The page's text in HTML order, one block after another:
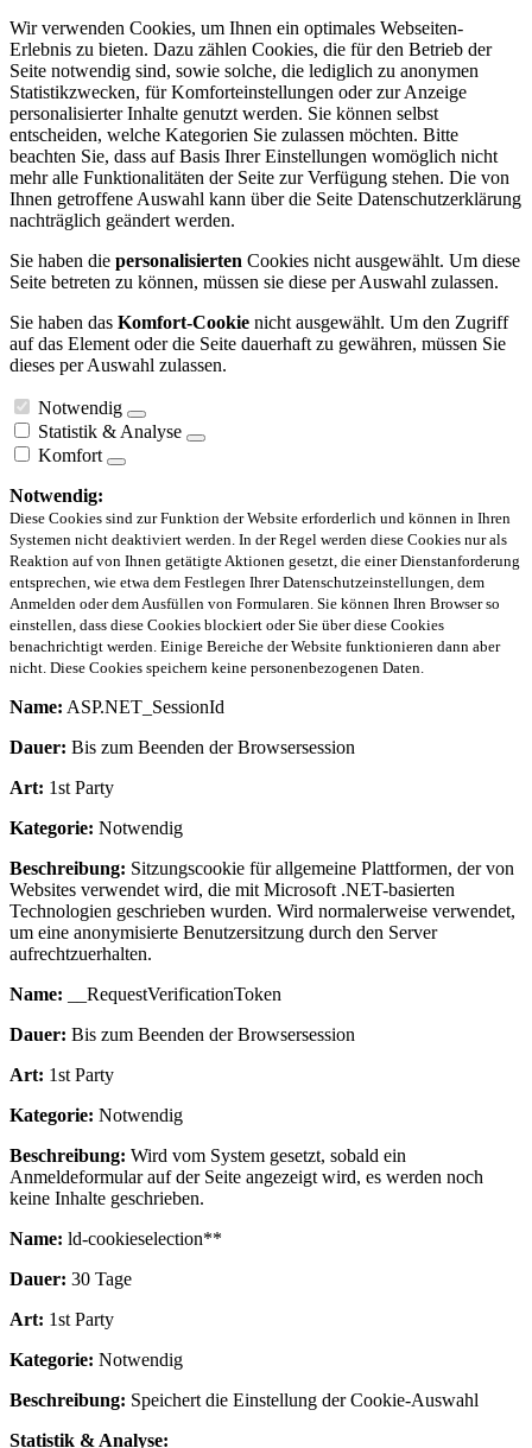
Wir verwenden Cookies, um Ihnen ein optimales Webseiten-
Erlebnis zu bieten. Dazu zählen Cookies, die für den Betrieb der
Seite notwendig sind, sowie solche, die lediglich zu anonymen
Statistikzwecken, für Komforteinstellungen oder zur Anzeige
personalisierter Inhalte genutzt werden. Sie können selbst
entscheiden, welche Kategorien Sie zulassen möchten. Bitte
beachten Sie, dass auf Basis Ihrer Einstellungen womöglich nicht
mehr alle Funktionalitäten der Seite zur Verfügung stehen. Die von
Ihnen getroffene Auswahl kann über die Seite Datenschutzerklärung
nachträglich geändert werden.
Sie haben die personalisierten Cookies nicht ausgewählt. Um diese
Seite betreten zu können, müssen sie diese per Auswahl zulassen.
Sie haben das Komfort-Cookie nicht ausgewählt. Um den Zugriff
auf das Element oder die Seite dauerhaft zu gewähren, müssen Sie
dieses per Auswahl zulassen.
Notwendig
Statistik & Analyse
Komfort
Notwendig:
Diese Cookies sind zur Funktion der Website erforderlich und können in Ihren
Systemen nicht deaktiviert werden. In der Regel werden diese Cookies nur als
Reaktion auf von Ihnen getätigte Aktionen gesetzt, die einer Dienstanforderung
entsprechen, wie etwa dem Festlegen Ihrer Datenschutzeinstellungen, dem
Anmelden oder dem Ausfüllen von Formularen. Sie können Ihren Browser so
einstellen, dass diese Cookies blockiert oder Sie über diese Cookies
benachrichtigt werden. Einige Bereiche der Website funktionieren dann aber
nicht. Diese Cookies speichern keine personenbezogenen Daten.
Name: ASP.NET_SessionId
Dauer: Bis zum Beenden der Browsersession
Art: 1st Party
Kategorie: Notwendig
Beschreibung: Sitzungscookie für allgemeine Plattformen, der von
Websites verwendet wird, die mit Microsoft .NET-basierten
Technologien geschrieben wurden. Wird normalerweise verwendet,
um eine anonymisierte Benutzersitzung durch den Server
aufrechtzuerhalten.
Name: __RequestVerificationToken
Dauer: Bis zum Beenden der Browsersession
Art: 1st Party
Kategorie: Notwendig
Beschreibung: Wird vom System gesetzt, sobald ein
Anmeldeformular auf der Seite angezeigt wird, es werden noch
keine Inhalte geschrieben.
Name: ld-cookieselection**
Dauer: 30 Tage
Art: 1st Party
Kategorie: Notwendig
Beschreibung: Speichert die Einstellung der Cookie-Auswahl
Statistik & Analyse: